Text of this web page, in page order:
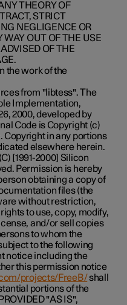
THEORY OF
STRICT
NEGLIGENCE OR
OUT OF THE USE
OF THE
the work of the
from "libtess". The
Implementation,
2000, developed by
Code is Copyright (c)
Copyright in any portions
elsewhere herein.
[1991-2000] Silicon
Permission is hereby
obtaining a copy of
files (the
without restriction,
to use, copy, modify,
and/or sell copies
to whom the
to the following
notice including the
this permission notice
projects/FreeB/shall
portions of the
"AS IS",